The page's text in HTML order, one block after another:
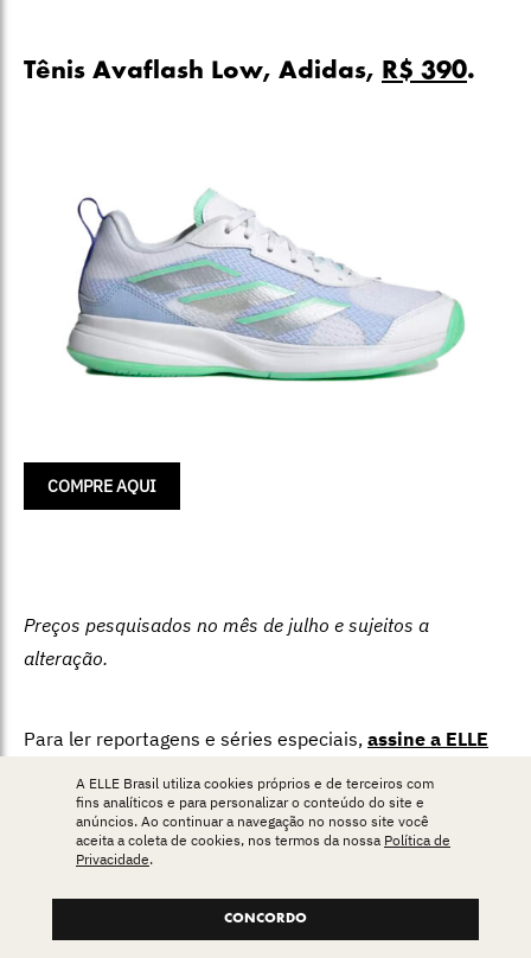
Tênis Avaflash Low, Adidas, R$ 390.
COMPRE AQUI
Preços pesquisados no mês de julho e sujeitos a
alteração.
Para ler reportagens e séries especiais, assine a ELLE
a área exclusiva da ELLE para assinantes.
A ELLE Brasil utiliza cookies próprios e de terceiros com
fins analíticos e para personalizar o conteúdo do site e
anúncios. Ao continuar a navegação no nosso site você
aceita a coleta de cookies, nos termos da nossa Política de
Privacidade.
CONCORDO